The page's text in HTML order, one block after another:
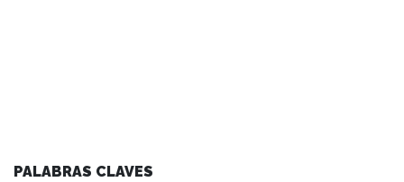
PALABRAS CLAVES